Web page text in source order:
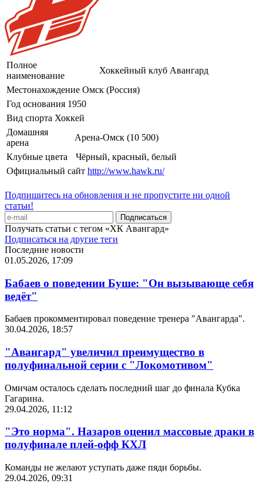
Полное
наименование
Хоккейный клуб Авангард
Местонахождение Омск (Россия)
Год основания 1950
Вид спорта Хоккей
Домашняя
арена
Арена-Омск (10 500)
Клубные цвета
Чёрный, красный, белый
Официальный сайт http://www.hawk.ru/
Подпишитесь на обновления и не пропустите ни одной
статьи!
Получать статьи с тегом «ХК Авангард»
Подписаться на другие теги
Последние новости
01.05.2026, 17:09
Бабаев о поведении Буше: "Он вызывающе себя
ведёт"
Бабаев прокомментировал поведение тренера "Авангарда".
30.04.2026, 18:57
"Авангард" увеличил преимущество в
полуфинальной серии с "Локомотивом"
Омичам осталось сделать последний шаг до финала Кубка
Гагарина.
29.04.2026, 11:12
"Это норма". Назаров оценил массовые драки в
полуфинале плей-офф КХЛ
Команды не желают уступать даже пяди борьбы.
29.04.2026, 09:31